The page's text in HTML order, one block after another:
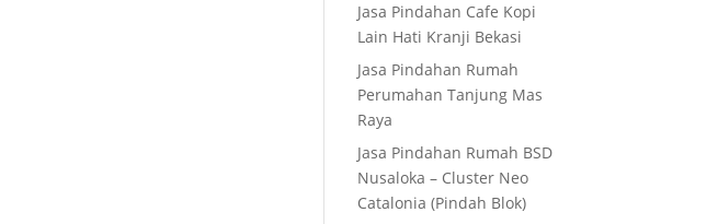
Jasa Pindahan Cafe Kopi
Lain Hati Kranji Bekasi
Jasa Pindahan Rumah
Perumahan Tanjung Mas
Raya
Jasa Pindahan Rumah BSD
Nusaloka – Cluster Neo
Catalonia (Pindah Blok)